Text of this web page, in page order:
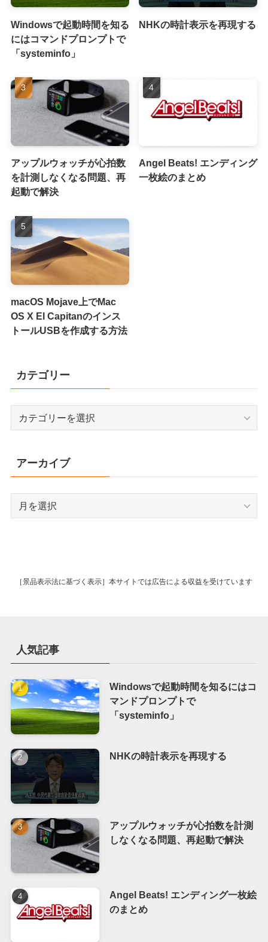
Windowsで起動時間を知る
にはコマンドプロンプトで
「systeminfo」
NHKの時計表示を再現する
アップルウォッチが心拍数
を計測しなくなる問題、再
起動で解決
Angel Beats! エンディング
一枚絵のまとめ
macOS Mojave上でMac
OS X El Capitanのインス
トールUSBを作成する方法
カテゴリー
リ
ー
アーカイブ
［景品表示法に基づく表示］本サイトでは広告による収益を受けています
人気記事
Windowsで起動時間を知るにはコ
マンドプロンプトで
「systeminfo」
NHKの時計表示を再現する
アップルウォッチが心拍数を計測
しなくなる問題、再起動で解決
Angel Beats! エンディング一枚絵
のまとめ